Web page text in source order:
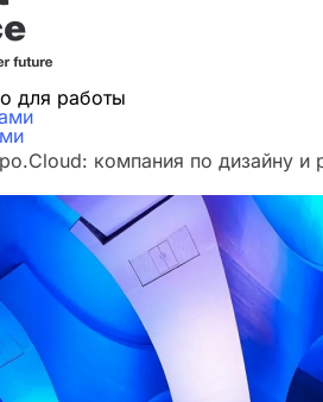
для работы
компания по дизайну